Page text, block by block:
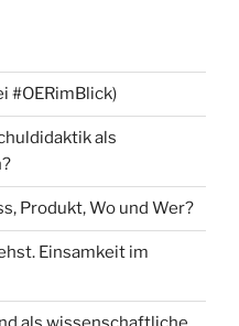
#OERimBlick)
als
Produkt, Wo und Wer?
Einsamkeit im